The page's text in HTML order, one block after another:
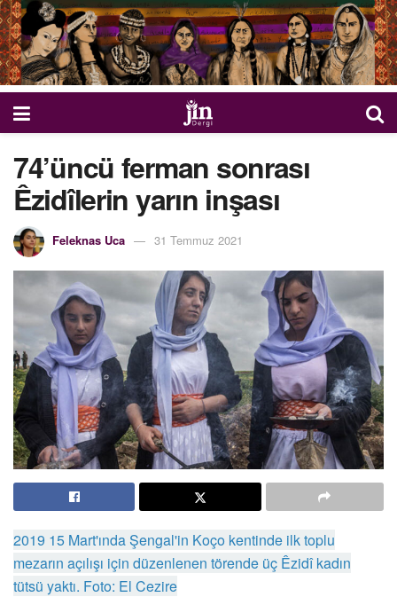
74’üncü ferman sonrası
Êzidîlerin yarın inşası
Feleknas Uca 31 Temmuz 2021
2019 15 Mart'ında Şengal'in Koço kentinde ilk toplu
mezarın açılışı için düzenlenen törende üç Êzidî kadın
tütsü yaktı. Foto: El Cezire